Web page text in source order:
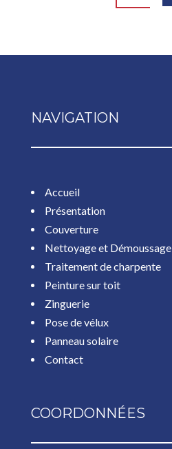
NAVIGATION
Accueil
Présentation
Couverture
Nettoyage et Démoussage
Traitement de charpente
Peinture sur toit
Zinguerie
Pose de vélux
Panneau solaire
Contact
COORDONNÉES